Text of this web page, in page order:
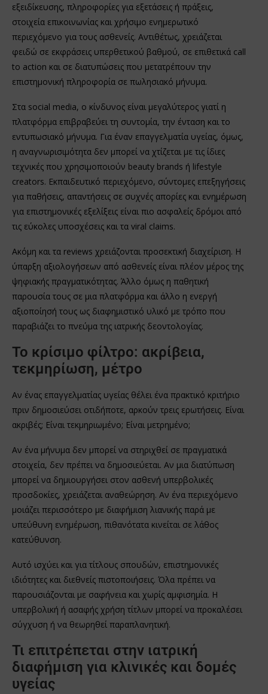
εξειδίκευσης, πληροφορίες για εξετάσεις ή πράξεις,
στοιχεία επικοινωνίας και χρήσιμο ενημερωτικό
περιεχόμενο για τους ασθενείς. Αντιθέτως, χρειάζεται
φειδώ σε εκφράσεις υπερθετικού βαθμού, σε επιθετικά call
to action και σε διατυπώσεις που μετατρέπουν την
επιστημονική πληροφορία σε πωλησιακό μήνυμα.
Στα social media, ο κίνδυνος είναι μεγαλύτερος γιατί η
πλατφόρμα επιβραβεύει τη συντομία, την ένταση και το
εντυπωσιακό μήνυμα. Για έναν επαγγελματία υγείας, όμως,
η αναγνωρισιμότητα δεν μπορεί να χτίζεται με τις ίδιες
τεχνικές που χρησιμοποιούν beauty brands ή lifestyle
creators. Εκπαιδευτικό περιεχόμενο, σύντομες επεξηγήσεις
για παθήσεις, απαντήσεις σε συχνές απορίες και ενημέρωση
για επιστημονικές εξελίξεις είναι πιο ασφαλείς δρόμοι από
τις εύκολες υποσχέσεις και τα viral claims.
Ακόμη και τα reviews χρειάζονται προσεκτική διαχείριση. Η
ύπαρξη αξιολογήσεων από ασθενείς είναι πλέον μέρος της
ψηφιακής πραγματικότητας. Άλλο όμως η παθητική
παρουσία τους σε μια πλατφόρμα και άλλο η ενεργή
αξιοποίησή τους ως διαφημιστικό υλικό με τρόπο που
παραβιάζει το πνεύμα της ιατρικής δεοντολογίας.
Το κρίσιμο φίλτρο: ακρίβεια,
τεκμηρίωση, μέτρο
Αν ένας επαγγελματίας υγείας θέλει ένα πρακτικό κριτήριο
πριν δημοσιεύσει οτιδήποτε, αρκούν τρεις ερωτήσεις. Είναι
ακριβές; Είναι τεκμηριωμένο; Είναι μετρημένο;
Αν ένα μήνυμα δεν μπορεί να στηριχθεί σε πραγματικά
στοιχεία, δεν πρέπει να δημοσιεύεται. Αν μια διατύπωση
μπορεί να δημιουργήσει στον ασθενή υπερβολικές
προσδοκίες, χρειάζεται αναθεώρηση. Αν ένα περιεχόμενο
μοιάζει περισσότερο με διαφήμιση λιανικής παρά με
υπεύθυνη ενημέρωση, πιθανότατα κινείται σε λάθος
κατεύθυνση.
Αυτό ισχύει και για τίτλους σπουδών, επιστημονικές
ιδιότητες και διεθνείς πιστοποιήσεις. Όλα πρέπει να
παρουσιάζονται με σαφήνεια και χωρίς αμφισημία. Η
υπερβολική ή ασαφής χρήση τίτλων μπορεί να προκαλέσει
σύγχυση ή να θεωρηθεί παραπλανητική.
Τι επιτρέπεται στην ιατρική
διαφήμιση για κλινικές και δομές
υγείας